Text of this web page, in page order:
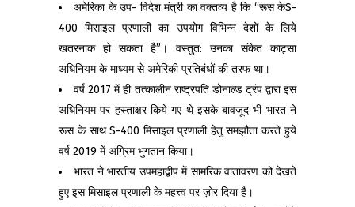
अमेरिका के उप- विदेश मंत्री का वक्तव्य है कि “रूस केS-
400 मिसाइल प्रणाली का उपयोग विभिन्न देशों के लिये
खतरनाक हो सकता है”। वस्तुत: उनका संकेत काट्सा
अधिनियम के माध्यम से अमेरिकी प्रतिबंधों की तरफ था।
वर्ष 2017 में ही तत्कालीन राष्ट्रपति डोनाल्ड ट्रंप द्वारा इस
अधिनियम पर हस्ताक्षर किये गए थे इसके बावजूद भी भारत ने
रूस के साथ S-400 मिसाइल प्रणाली हेतु समझौता करते हुये
वर्ष 2019 में अग्रिम भुगतान किया।
भारत ने भारतीय उपमहाद्वीप में सामरिक वातावरण को देखते
हुए इस मिसाइल प्रणाली के महत्त्व पर ज़ोर दिया है।